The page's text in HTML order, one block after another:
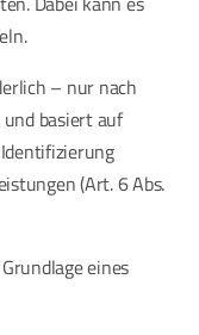
– nur nach
basiert auf
(Art. 6 Abs.
eines